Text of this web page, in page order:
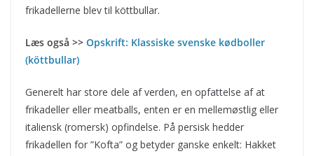
frikadellerne blev til köttbullar.
Læs også >> Opskrift: Klassiske svenske kødboller
(köttbullar)
Generelt har store dele af verden, en opfattelse af at
frikadeller eller meatballs, enten er en mellemøstlig eller
italiensk (romersk) opfindelse. På persisk hedder
frikadellen for ”Kofta” og betyder ganske enkelt: Hakket